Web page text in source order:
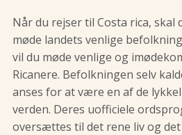
Når du rejser til Costa rica,
møde landets venlige
vil du møde venlige og
Ricanere. Befolkningen selv
anses for at være en af de
verden. Deres uofficiele
oversættes til det rene liv og